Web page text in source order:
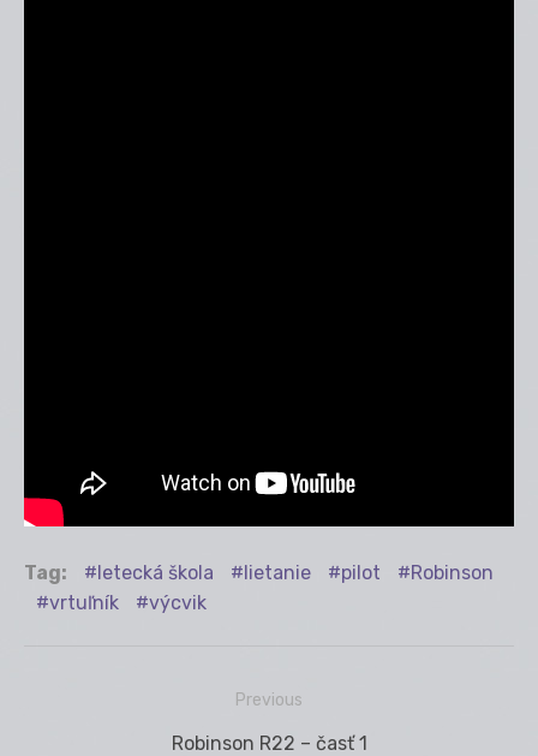
Tag: letecká škola lietanie pilot
Robinson
vrtuľník
výcvik
Previous
Previous
Robinson R22 – časť 1